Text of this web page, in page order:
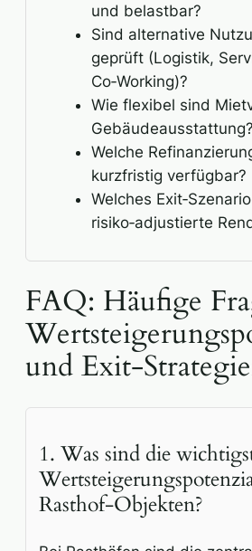
und belastbar?
Sind alternative
geprüft (Logistik,
Co‑Working)?
Wie flexibel sind
Gebäudeausstattung?
Welche
kurzfristig verfügbar?
Welches
risiko‑adjustierte
FAQ: Häufige
und Exit-
1. Was sind die
Rasthof‑Objekten?